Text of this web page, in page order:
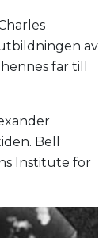
av
far till
Bell
Institute for